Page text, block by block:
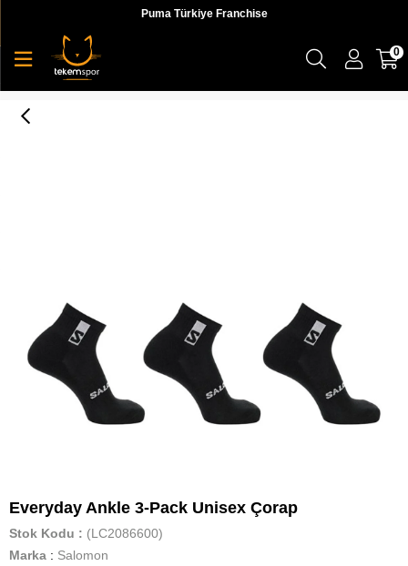
Puma Türkiye Franchise
0
Everyday Ankle 3-Pack Unisex Çorap
Stok Kodu
(LC2086600)
Marka : Salomon